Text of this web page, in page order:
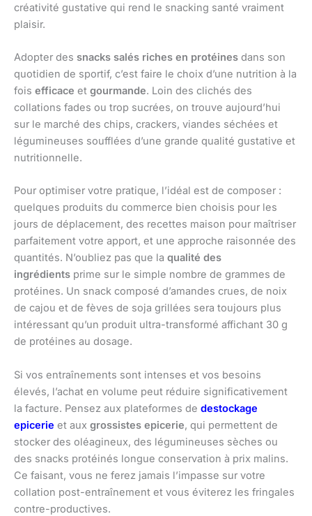
créativité gustative qui rend le snacking santé vraiment
plaisir.
Adopter des snacks salés riches en protéines dans son
quotidien de sportif, c’est faire le choix d’une nutrition à la
fois efficace et gourmande. Loin des clichés des
collations fades ou trop sucrées, on trouve aujourd’hui
sur le marché des chips, crackers, viandes séchées et
légumineuses soufflées d’une grande qualité gustative et
nutritionnelle.
Pour optimiser votre pratique, l’idéal est de composer :
quelques produits du commerce bien choisis pour les
jours de déplacement, des recettes maison pour maîtriser
parfaitement votre apport, et une approche raisonnée des
quantités. N’oubliez pas que la qualité des
ingrédients prime sur le simple nombre de grammes de
protéines. Un snack composé d’amandes crues, de noix
de cajou et de fèves de soja grillées sera toujours plus
intéressant qu’un produit ultra-transformé affichant 30 g
de protéines au dosage.
Si vos entraînements sont intenses et vos besoins
élevés, l’achat en volume peut réduire significativement
la facture. Pensez aux plateformes de destockage
epicerie et aux grossistes epicerie, qui permettent de
stocker des oléagineux, des légumineuses sèches ou
des snacks protéinés longue conservation à prix malins.
Ce faisant, vous ne ferez jamais l’impasse sur votre
collation post-entraînement et vous éviterez les fringales
contre-productives.